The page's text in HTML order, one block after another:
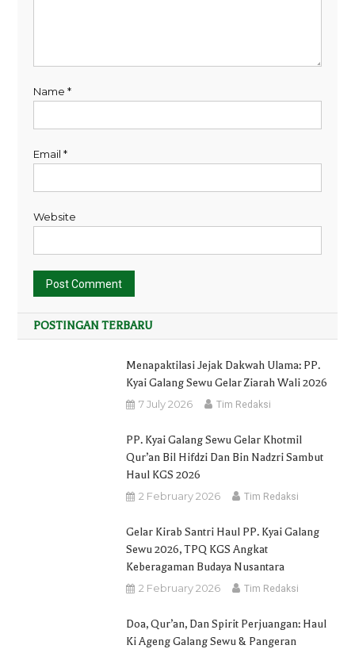
Name*
Email*
Website
POSTINGAN TERBARU
Menapaktilasi Jejak Dakwah Ulama: PP.
Kyai Galang Sewu Gelar Ziarah Wali 2026
7 July 2026 Tim Redaksi
PP. Kyai Galang Sewu Gelar Khotmil
Qur’an Bil Hifdzi Dan Bin Nadzri Sambut
Haul KGS 2026
2 February 2026 Tim Redaksi
Gelar Kirab Santri Haul PP. Kyai Galang
Sewu 2026, TPQ KGS Angkat
Keberagaman Budaya Nusantara
2 February 2026 Tim Redaksi
Doa, Qur’an, Dan Spirit Perjuangan: Haul
Ki Ageng Galang Sewu & Pangeran